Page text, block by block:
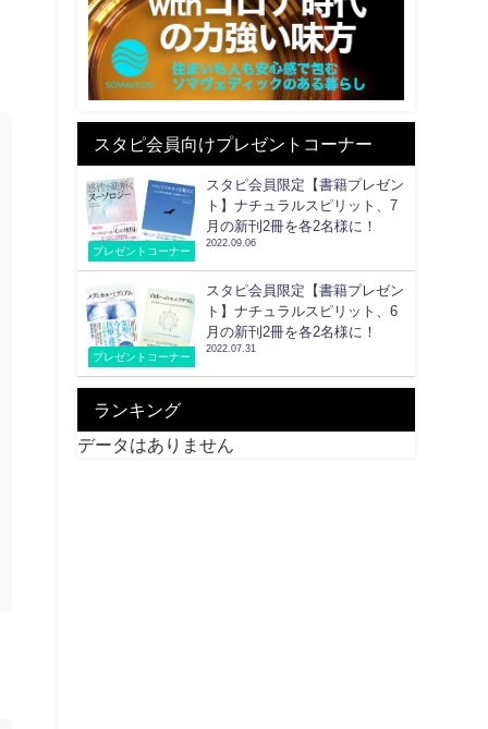
スタピ会員向けプレゼントコーナー
プレゼントコーナー
スタピ会員限定【書籍プレゼン
ト】ナチュラルスピリット、7
月の新刊2冊を各2名様に！
2022.09.06
プレゼントコーナー
スタピ会員限定【書籍プレゼン
ト】ナチュラルスピリット、6
月の新刊2冊を各2名様に！
2022.07.31
ランキング
データはありません